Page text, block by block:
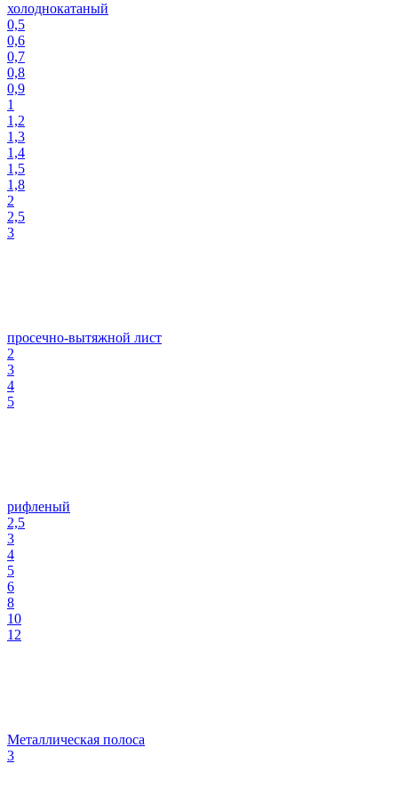
холоднокатаный
0,5
0,6
0,7
0,8
0,9
1
1,2
1,3
1,4
1,5
1,8
2
2,5
3
просечно-вытяжной лист
2
3
4
5
рифленый
2,5
3
4
5
6
8
10
12
Металлическая полоса
3